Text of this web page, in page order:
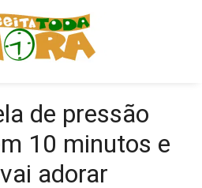
de pressão
10 minutos e
adorar